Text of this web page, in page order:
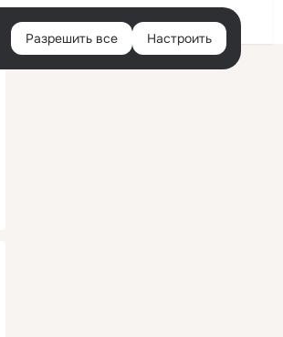
Войти
Разрешить все Настроить